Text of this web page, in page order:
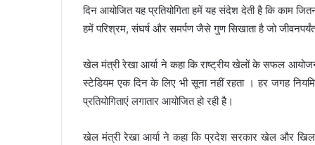
दिन आयोजित यह प्रतियोगिता हमें यह संदेश देती है कि काम
हमें परिश्रम, संघर्ष और समर्पण जैसे गुण सिखाता है जो
खेल मंत्री रेखा आर्या ने कहा कि राष्ट्रीय खेलों के सफल
स्टेडियम एक दिन के लिए भी सूना नहीं रहता । हर जगह
प्रतियोगिताएं लगातार आयोजित हो रही है।
खेल मंत्री रेखा आर्या ने कहा कि प्रदेश सरकार खेल और